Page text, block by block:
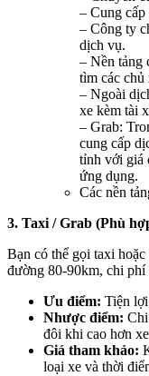
– Cung
– Công ty
dịch vụ.
– Nền tảng
tìm các
– Ngoài
xe kèm tài
– Grab:
cung cấp
tỉnh với giá
ứng dụng.
Các nền
3. Taxi / Grab (Phù
Bạn có thể gọi taxi
đường 80-90km, chi phí
Ưu điểm: Tiện
Nhược điểm:
đôi khi cao hơn
Giá tham khảo:
loại xe và thời